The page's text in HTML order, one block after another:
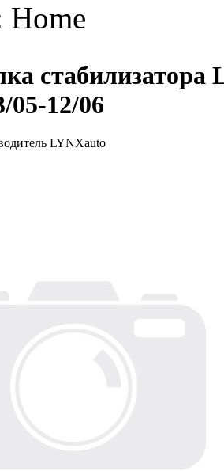
Home
05-12/06
LYNXauto